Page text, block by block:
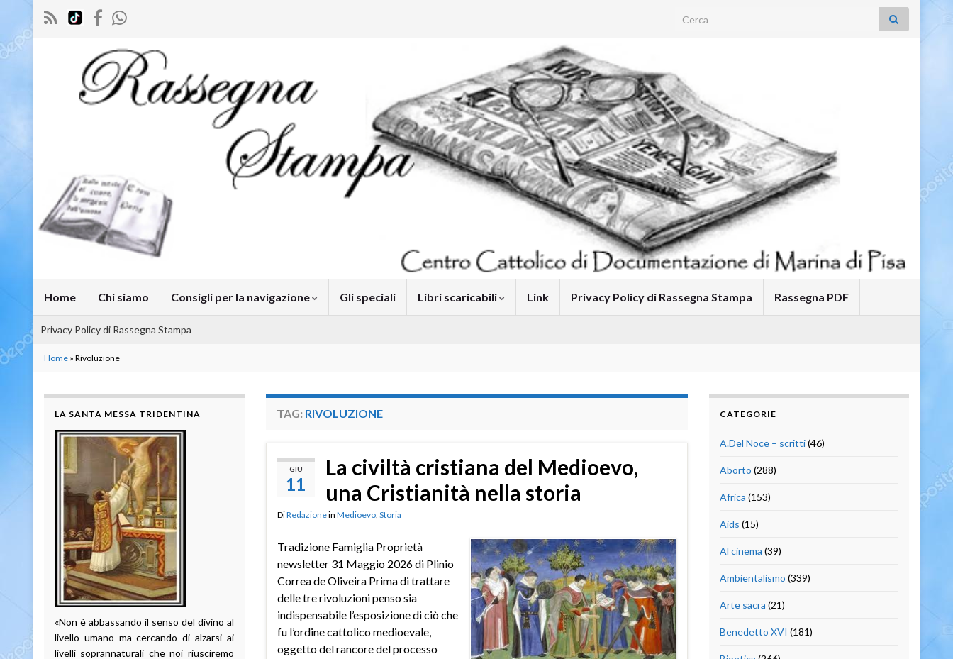
Search for:
Home Chi siamo Consigli per la navigazione Gli speciali Libri scaricabili Link Privacy Policy di Rassegna Stampa Rassegna PDF
Privacy Policy di Rassegna Stampa
Home » Rivoluzione
TAG: RIVOLUZIONE
GIU
11
La civiltà cristiana del Medioevo,
una Cristianità nella storia
DiRedazionein Medioevo, Storia
Tradizione Famiglia Proprietà
newsletter 31 Maggio 2026 di Plinio
Correa de Oliveira Prima di trattare
delle tre rivoluzioni penso sia
indispensabile l’esposizione di ciò che
fu l’ordine cattolico medioevale,
oggetto del rancore del processo
LA SANTA MESSA TRIDENTINA
«Non è abbassando il senso del divino al
livello umano ma cercando di alzarsi ai
livelli soprannaturali che noi riusciremo
CATEGORIE
A.Del Noce – scritti(46)
Aborto (288)
Africa (153)
Aids (15)
Al cinema (39)
Ambientalismo (339)
Arte sacra (21)
Benedetto XVI (181)